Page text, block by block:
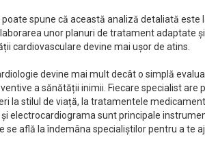
spune că această analiză detaliată
unor planuri de tratament adaptate
cardiovasculare devine mai ușor de atins.
devine mai mult decât o simplă
a sănătății inimii. Fiecare specialist
la stilul de viață, la tratamentele
electrocardiograma sunt principale
se află la îndemâna specialiștilor pentru a te